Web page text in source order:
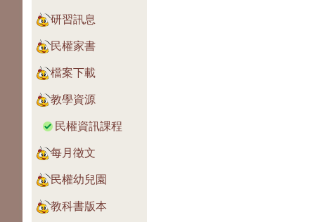
研習訊息
民權家書
檔案下載
教學資源
民權資訊課程
每月徵文
民權幼兒園
教科書版本